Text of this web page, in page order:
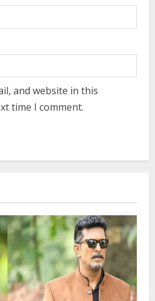
and website in this
time I comment.